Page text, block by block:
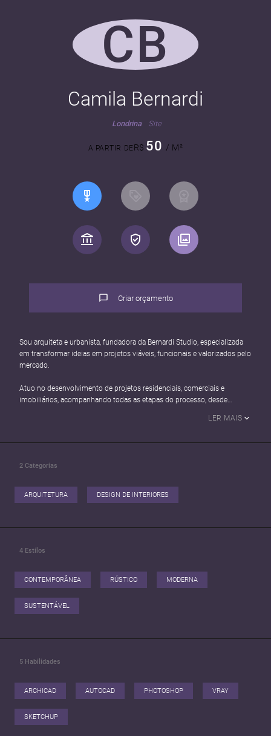
CB
Camila Bernardi
Londrina Site
A PARTIR DER$ 50 / M²
Criar orçamento
Sou arquiteta e urbanista, fundadora da Bernardi Studio, especializada
em transformar ideias em projetos viáveis, funcionais e valorizados pelo
mercado.
Atuo no desenvolvimento de projetos residenciais, comerciais e
imobiliários, acompanhando todas as etapas do processo, desde
Meu trabalho é unir criatividade, técnica e planejamento para criar
para a realização dos seus objetivos.
relações de confiança, oferecendo atendimento próximo, comunicação
organização e excelência em cada detalhe, será um prazer conhecer seu
projeto.
LER MAIS
2 Categorias
ARQUITETURA DESIGN DE INTERIORES
4 Estilos
CONTEMPORÂNEA RÚSTICO MODERNA
SUSTENTÁVEL
5 Habilidades
ARCHICAD AUTOCAD PHOTOSHOP VRAY
SKETCHUP